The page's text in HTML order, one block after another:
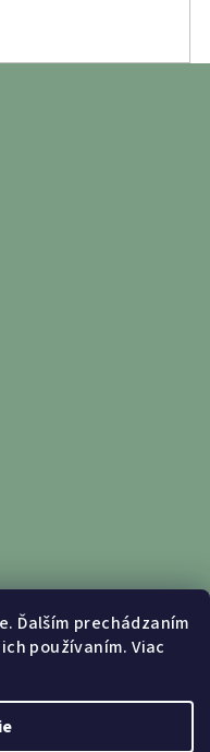
Ďalším prechádzaním
používaním. Viac